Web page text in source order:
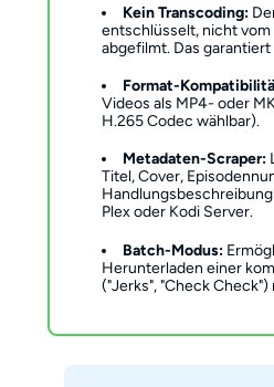
Kein Transcoding:
entschlüsselt, nicht
abgefilmt. Das garantiert
Format-
Videos als MP4- oder
H.265 Codec wählbar).
Metadaten-Scraper:
Titel, Cover,
Plex oder Kodi Server.
Batch-Modus:
Herunterladen einer
("Jerks", "Check